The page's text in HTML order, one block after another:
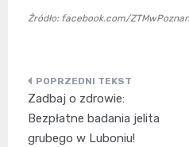
Źródło: facebook.com/
Nawigacja
wpisu
Zadbaj o zdrowie:
Bezpłatne badania jelita
grubego w Luboniu!